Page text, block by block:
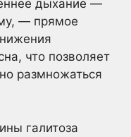
дыхание —
— прямое
что позволяет
размножаться
галитоза